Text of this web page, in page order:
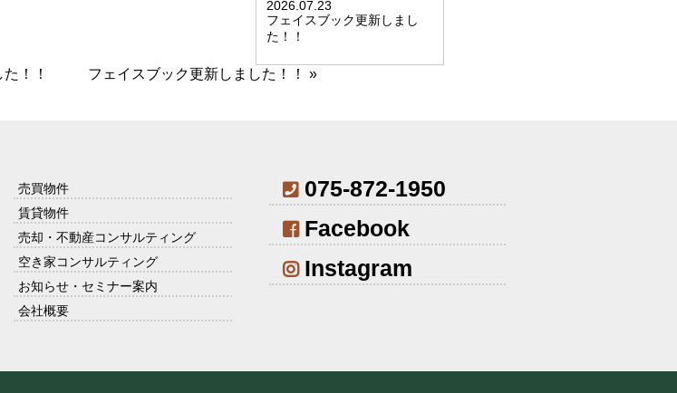
2026.07.23
フェイスブック更新しまし
た！！
！！ フェイスブック更新しました！！ »
売買物件
賃貸物件
売却・不動産コンサルティング
空き家コンサルティング
お知らせ・セミナー案内
会社概要
075-872-1950
Facebook
Instagram